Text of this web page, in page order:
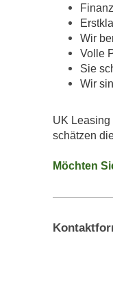
Wir
Volle
Sie
Wir
UK
schätzen
Möchten